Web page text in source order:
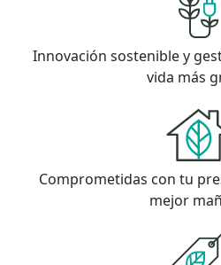
Innovación sostenible y
vida más
Comprometidas con tu
mejor